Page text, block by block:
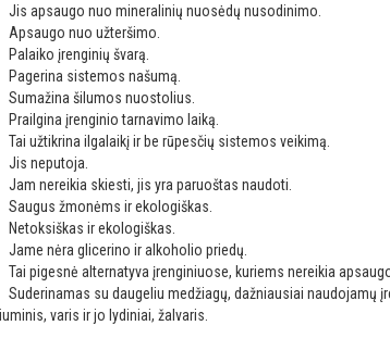
Jis apsaugo nuo mineralinių nuosėdų nusodinimo.
Apsaugo nuo užteršimo.
Palaiko įrenginių švarą.
Pagerina sistemos našumą.
Sumažina šilumos nuostolius.
Prailgina įrenginio tarnavimo laiką.
Tai užtikrina ilgalaikį ir be rūpesčių sistemos veikimą.
Jis neputoja.
Jam nereikia skiesti, jis yra paruoštas naudoti.
Saugus žmonėms ir ekologiškas.
Netoksiškas ir ekologiškas.
Jame nėra glicerino ir alkoholio priedų.
Tai pigesnė alternatyva įrenginiuose, kuriems nereikia
Suderinamas su daugeliu medžiagų, dažniausiai naudojamų
varis ir jo lydiniai, žalvaris.